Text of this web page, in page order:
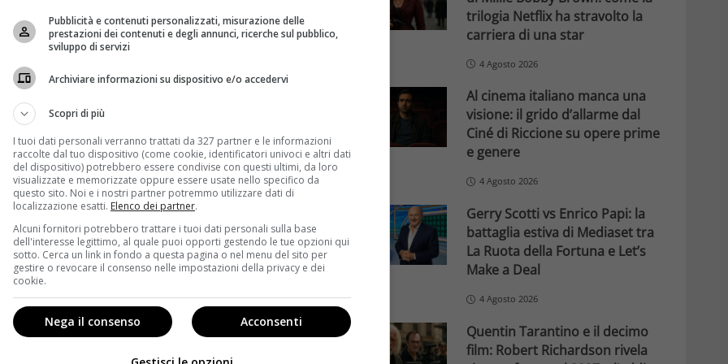
del momento,This is usdegliOne Direction,
nelle sale italiane in occasione ditre speciali
potranno assistere al film evento dell’anno,
Bicocca di Milano, al Cinema Adriano di Roma
oggi, 20 agosto, alle 18.00 ci sarà la
LORO PRIMO FILM
ai fan: ricco di curiosità, contenuti esclusivi e
giovincelli,
trilogia Netflix ha stravolto la
carriera di una star
4 Agosto 2026
Al cinema italiano manca una
visione: il grido d’allarme dal
Ciné di Riccione su opere prime
e genere
4 Agosto 2026
Gerry Scotti vs Enrico Papi: la
battaglia estiva di Mediaset tra
La Ruota della Fortuna e Let’s
Make a Deal
4 Agosto 2026
Quentin Tarantino e il decimo
film: Robert Richardson rivela
Pubblicità e contenuti personalizzati, misurazione delle
prestazioni dei contenuti e degli annunci, ricerche sul pubblico,
sviluppo di servizi
Archiviare informazioni su dispositivo e/o accedervi
Scopri di più
I tuoi dati personali verranno trattati da 327 partner e le informazioni
raccolte dal tuo dispositivo (come cookie, identificatori univoci e altri dati
del dispositivo) potrebbero essere condivise con questi ultimi, da loro
visualizzate e memorizzate oppure essere usate nello specifico da
questo sito. Noi e i nostri partner potremmo utilizzare dati di
localizzazione esatti. Elenco dei partner.
Alcuni fornitori potrebbero trattare i tuoi dati personali sulla base
dell'interesse legittimo, al quale puoi opporti gestendo le tue opzioni qui
sotto. Cerca un link in fondo a questa pagina o nel menu del sito per
gestire o revocare il consenso nelle impostazioni della privacy e dei
cookie.
Acconsenti
Nega il consenso